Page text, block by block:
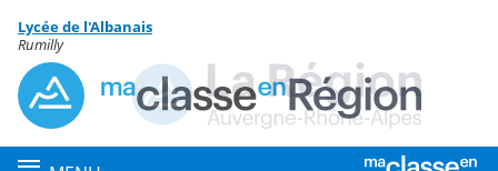
Menu de la rubrique
Contenu
Lycée de l'Albanais
Rumilly